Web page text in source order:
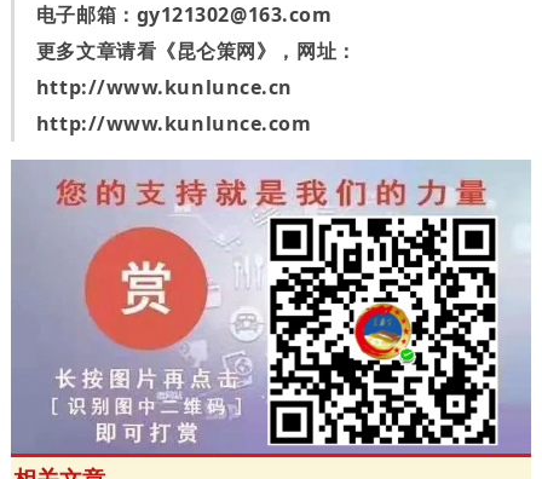
电子邮箱： gy121302@163.com
更多文章请看《昆仑策网》，网址：
http://www.kunlunce.cn
http://www.kunlunce.com